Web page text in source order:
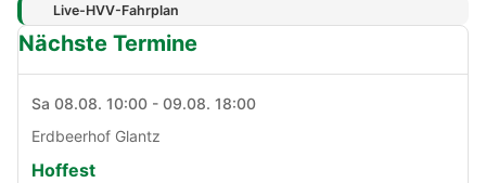
Live-HVV-Fahrplan
Nächste Termine
Sa 08.08. 10:00 - 09.08. 18:00
Erdbeerhof Glantz
Hoffest